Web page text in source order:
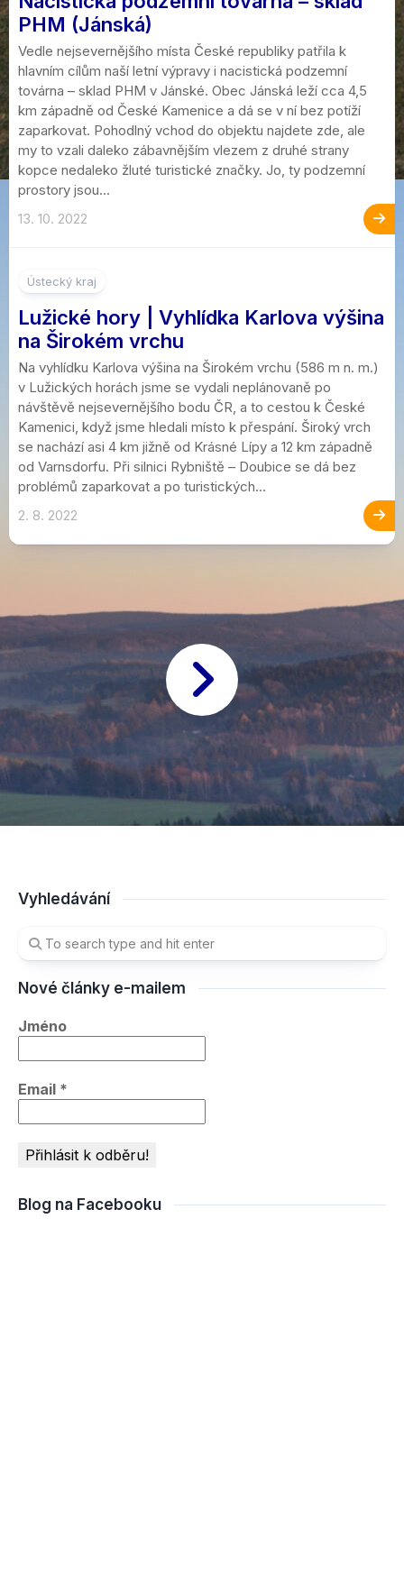
PHM (Jánská)
Vedle nejsevernějšího místa České republiky patřila k
hlavním cílům naší letní výpravy i nacistická podzemní
továrna – sklad PHM v Jánské. Obec Jánská leží cca 4,5
km západně od České Kamenice a dá se v ní bez potíží
zaparkovat. Pohodlný vchod do objektu najdete zde, ale
my to vzali daleko zábavnějším vlezem z druhé strany
kopce nedaleko žluté turistické značky. Jo, ty podzemní
prostory jsou...
13. 10. 2022
Ústecký kraj
Lužické hory | Vyhlídka Karlova výšina
na Širokém vrchu
Na vyhlídku Karlova výšina na Širokém vrchu (586 m n. m.)
v Lužických horách jsme se vydali neplánovaně po
návštěvě nejsevernějšího bodu ČR, a to cestou k České
Kamenici, když jsme hledali místo k přespání. Široký vrch
se nachází asi 4 km jižně od Krásné Lípy a 12 km západně
od Varnsdorfu. Při silnici Rybniště – Doubice se dá bez
problémů zaparkovat a po turistických...
2. 8. 2022
Vyhledávání
Nové články e-mailem
Jméno
Email *
Blog na Facebooku